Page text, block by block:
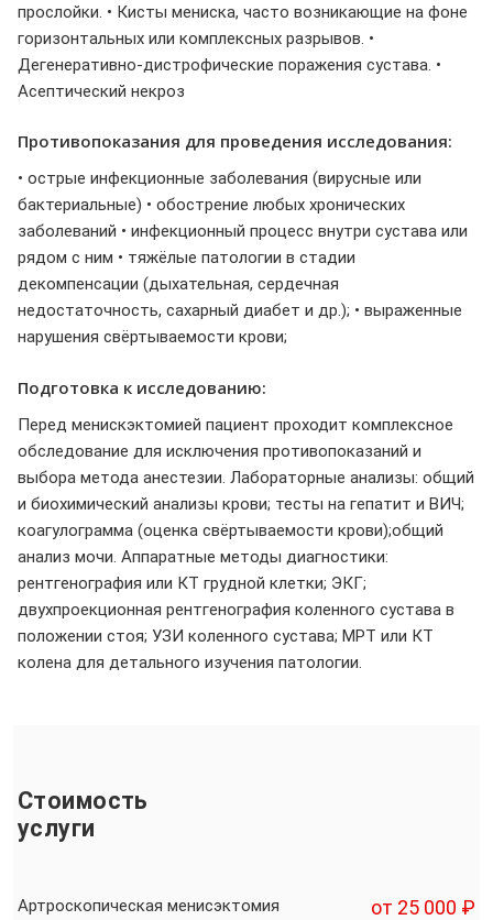
прослойки. • Кисты мениска, часто возникающие на фоне
горизонтальных или комплексных разрывов. •
Дегенеративно-дистрофические поражения сустава. •
Асептический некроз
Противопоказания для проведения исследования:
• острые инфекционные заболевания (вирусные или
бактериальные) • обострение любых хронических
заболеваний • инфекционный процесс внутри сустава или
рядом с ним • тяжёлые патологии в стадии
декомпенсации (дыхательная, сердечная
недостаточность, сахарный диабет и др.); • выраженные
нарушения свёртываемости крови;
Подготовка к исследованию:
Перед менискэктомией пациент проходит комплексное
обследование для исключения противопоказаний и
выбора метода анестезии. Лабораторные анализы: общий
и биохимический анализы крови; тесты на гепатит и ВИЧ;
коагулограмма (оценка свёртываемости крови);общий
анализ мочи. Аппаратные методы диагностики:
рентгенография или КТ грудной клетки; ЭКГ;
двухпроекционная рентгенография коленного сустава в
положении стоя; УЗИ коленного сустава; МРТ или КТ
колена для детального изучения патологии.
Стоимость
услуги
Артроскопическая менисэктомия
от 25 000 ₽